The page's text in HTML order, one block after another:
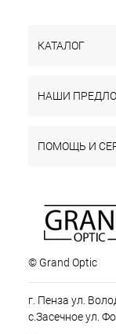
КАТАЛОГ
НАШИ
ПОМОЩЬ И
© Grand Optic
г. Пенза ул.
с.Засечное ул.